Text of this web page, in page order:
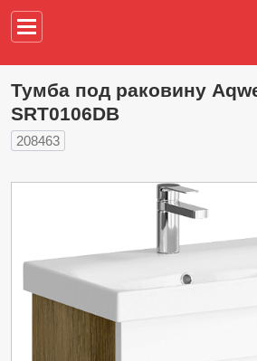
Тумба под раковину
SRT0106DB
208463